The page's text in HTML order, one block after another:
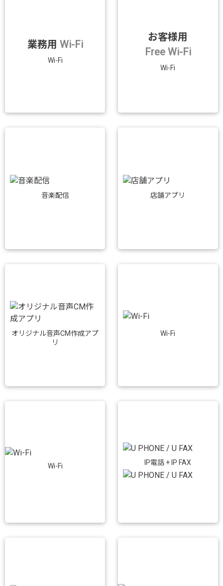
業務用 Wi-Fi
Wi-Fi
お客様用
Free Wi-Fi
Wi-Fi
音楽配信 店舗アプリ
オリジナル音声CM作成アプ
リ
Wi-Fi
Wi-Fi IP電話 + IP FAX